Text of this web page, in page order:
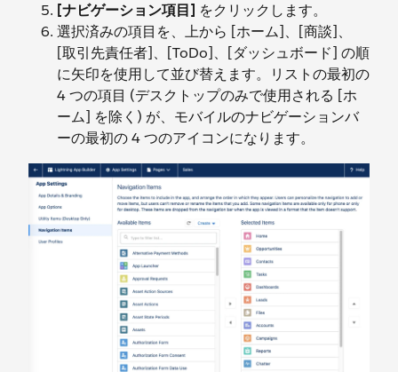
[ナビゲーション項目] をクリックします。
選択済みの項目を、上から [ホーム]、[商談]、
[取引先責任者]、[ToDo]、[ダッシュボード] の順
に矢印を使用して並び替えます。リストの最初の
4 つの項目 (デスクトップのみで使用される [ホ
ーム] を除く) が、モバイルのナビゲーションバ
ーの最初の 4 つのアイコンになります。